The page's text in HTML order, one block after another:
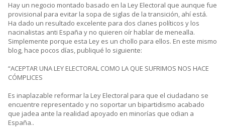
Hay un negocio montado basado en la Ley Electoral que aunque fue
provisional para evitar la sopa de siglas de la transición, ahí está.
Ha dado un resultado excelente para dos clanes políticos y los
nacinalistas anti España y no quieren oír hablar de menealla.
Simplemente porque esta Ley es un chollo para ellos. En este mismo
blog, hace pocos días, publiqué lo siguiente:
“ACEPTAR UNA LEY ELECTORAL COMO LA QUE SUFRIMOS NOS HACE
CÓMPLICES
Es inaplazable reformar la Ley Electoral para que el ciudadano se
encuentre representado y no soportar un bipartidismo acabado
que jadea ante la realidad apoyado en minorías que odian a
España..